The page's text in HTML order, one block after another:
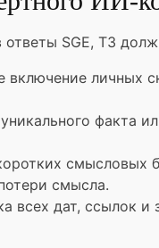
SGE, ТЗ
включение личных
факта
смысловых
смысла.
всех дат, ссылок